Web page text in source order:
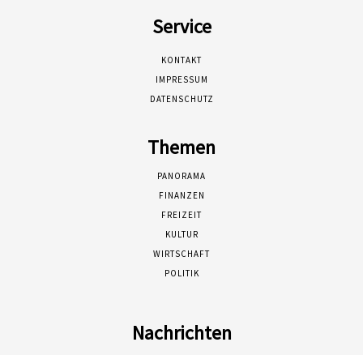
Service
KONTAKT
IMPRESSUM
DATENSCHUTZ
Themen
PANORAMA
FINANZEN
FREIZEIT
KULTUR
WIRTSCHAFT
POLITIK
Nachrichten